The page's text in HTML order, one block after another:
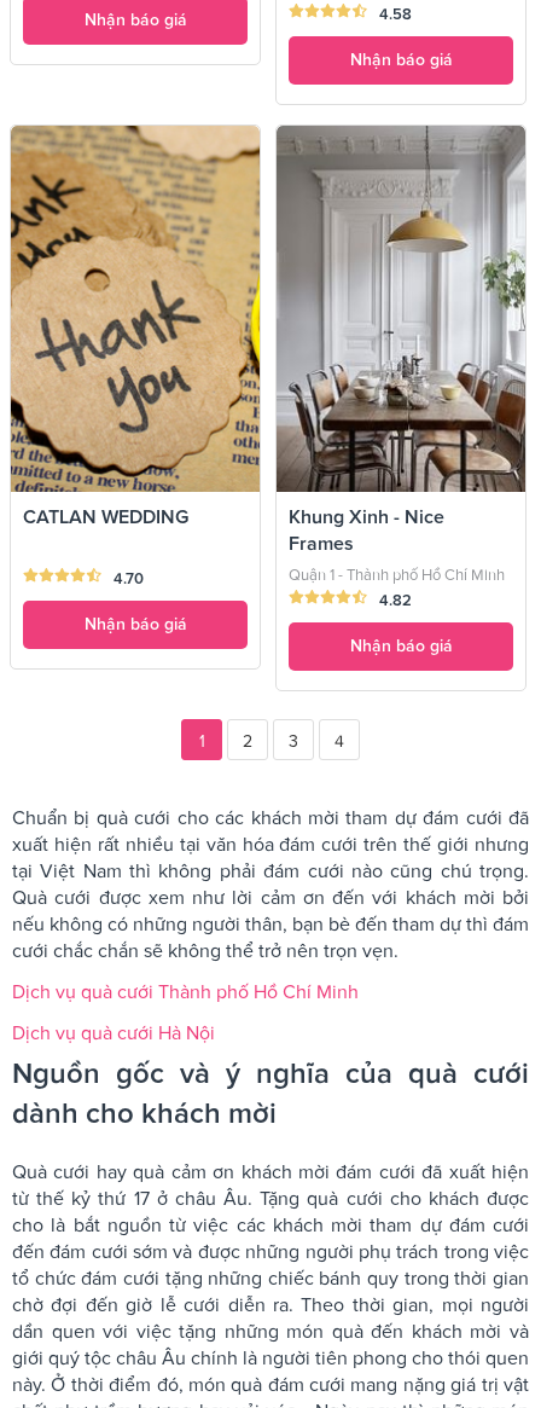
Nhận báo giá
4.58
Nhận báo giá
CATLAN WEDDING
4.70
Nhận báo giá
Khung Xinh - Nice
Frames
Quận 1 - Thành phố Hồ Chí Minh
4.82
Nhận báo giá
1 2 3 4
Chuẩn bị quà cưới cho các khách mời tham dự đám cưới đã
xuất hiện rất nhiều tại văn hóa đám cưới trên thế giới nhưng
tại Việt Nam thì không phải đám cưới nào cũng chú trọng.
Quà cưới được xem như lời cảm ơn đến với khách mời bởi
nếu không có những người thân, bạn bè đến tham dự thì đám
cưới chắc chắn sẽ không thể trở nên trọn vẹn.
Dịch vụ quà cưới Thành phố Hồ Chí Minh
Dịch vụ quà cưới Hà Nội
Nguồn gốc và ý nghĩa của quà cưới
dành cho khách mời
Quà cưới hay quà cảm ơn khách mời đám cưới đã xuất hiện
từ thế kỷ thứ 17 ở châu Âu. Tặng quà cưới cho khách được
cho là bắt nguồn từ việc các khách mời tham dự đám cưới
đến đám cưới sớm và được những người phụ trách trong việc
tổ chức đám cưới tặng những chiếc bánh quy trong thời gian
chờ đợi đến giờ lễ cưới diễn ra. Theo thời gian, mọi người
dần quen với việc tặng những món quà đến khách mời và
giới quý tộc châu Âu chính là người tiên phong cho thói quen
này. Ở thời điểm đó, món quà đám cưới mang nặng giá trị vật